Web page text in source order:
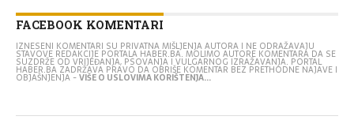
FACEBOOK KOMENTARI
IZNESENI KOMENTARI SU PRIVATNA MIŠLJENJA AUTORA I NE ODRAŽAVAJU
STAVOVE REDAKCIJE PORTALA HABER.BA. MOLIMO AUTORE KOMENTARA DA SE
SUZDRŽE OD VRIJEĐANJA, PSOVANJA I VULGARNOG IZRAŽAVANJA. PORTAL
HABER.BA ZADRŽAVA PRAVO DA OBRIŠE KOMENTAR BEZ PRETHODNE NAJAVE I
OBJAŠNJENJA -VIŠE O USLOVIMA KORIŠTENJA...